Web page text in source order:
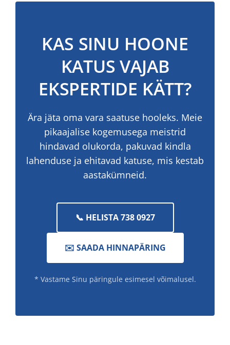
KAS SINU HOONE
KATUS VAJAB
EKSPERTIDE KÄTT?
Ära jäta oma vara saatuse hooleks. Meie
pikaajalise kogemusega meistrid
hindavad olukorda, pakuvad kindla
lahenduse ja ehitavad katuse, mis kestab
aastakümneid.
📞 HELISTA 738 0927
✉️ SAADA HINNAPÄRING
* Vastame Sinu päringule esimesel võimalusel.